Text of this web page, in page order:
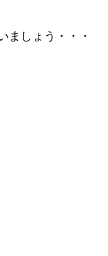
ましょう・・・